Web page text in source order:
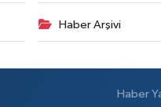
Haber Arşivi
Haber